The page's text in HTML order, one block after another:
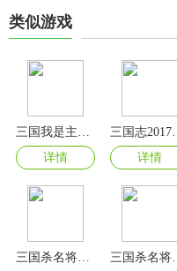
类似游戏
详情
详情
三国杀名将传无限玉璧全武将版